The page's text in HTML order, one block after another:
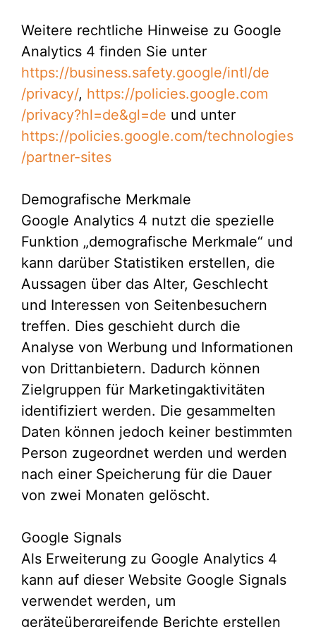
Weitere rechtliche Hinweise zu Google
Analytics 4 finden Sie unter
https://business.safety.google/intl/de
/privacy/, https://policies.google.com
/privacy?hl=de&gl=de und unter
https://policies.google.com/technologies
/partner-sites
Demografische Merkmale
Google Analytics 4 nutzt die spezielle
Funktion „demografische Merkmale“ und
kann darüber Statistiken erstellen, die
Aussagen über das Alter, Geschlecht
und Interessen von Seitenbesuchern
treffen. Dies geschieht durch die
Analyse von Werbung und Informationen
von Drittanbietern. Dadurch können
Zielgruppen für Marketingaktivitäten
identifiziert werden. Die gesammelten
Daten können jedoch keiner bestimmten
Person zugeordnet werden und werden
nach einer Speicherung für die Dauer
von zwei Monaten gelöscht.
Google Signals
Als Erweiterung zu Google Analytics 4
kann auf dieser Website Google Signals
verwendet werden, um
geräteübergreifende Berichte erstellen